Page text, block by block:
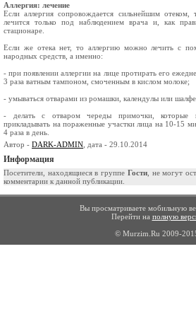
Аллергия: лечение
Если аллергия сопровождается сильнейшим отеком,
лечится только под наблюдением врача и, как
стационаре.
Если же отека нет, то аллергию можно лечить с
народных средств, а именно:
- при появлении аллергии на лице протирать его
3 раза ватным тампоном, смоченным в кислом молоке;
- умываться отварами из ромашки, календулы или
- делать с отваром череды примочки, которые
прикладывать на пораженные участки лица на 10-15
4 раза в день.
Автор - DARK-ADMIN , дата - 29.10.2014
Информация
Посетители, находящиеся в группе Гости, не могут
комментарии к данной публикации.
Вы просматриваете мобильную
Перейти на полную
© Murzim.Ru 2009-